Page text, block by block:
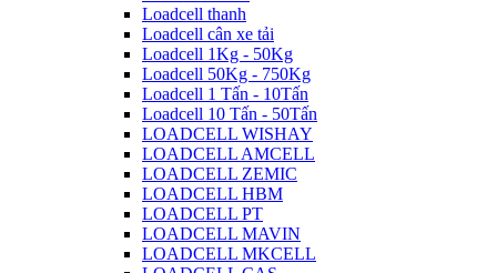
Loadcell thanh
Loadcell cân xe tải
Loadcell 1Kg - 50Kg
Loadcell 50Kg - 750Kg
Loadcell 1 Tấn - 10Tấn
Loadcell 10 Tấn - 50Tấn
LOADCELL WISHAY
LOADCELL AMCELL
LOADCELL ZEMIC
LOADCELL HBM
LOADCELL PT
LOADCELL MAVIN
LOADCELL MKCELL